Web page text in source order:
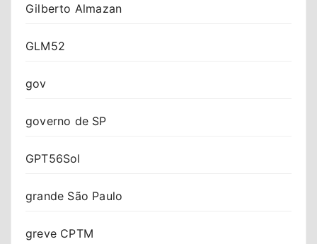
Gilberto Almazan
GLM52
gov
governo de SP
GPT56Sol
grande São Paulo
greve CPTM